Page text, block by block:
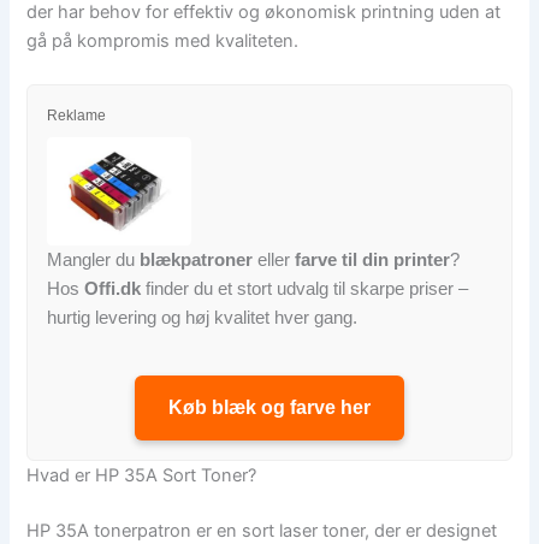
der har behov for effektiv og økonomisk printning uden at
gå på kompromis med kvaliteten.
Reklame
Mangler du blækpatroner ellerfarve til din printer?
HosOffi.dk finder du et stort udvalg til skarpe priser –
hurtig levering og høj kvalitet hver gang.
Køb blæk og farve her
Hvad er HP 35A Sort Toner?
HP 35A tonerpatron er en sort laser toner, der er designet